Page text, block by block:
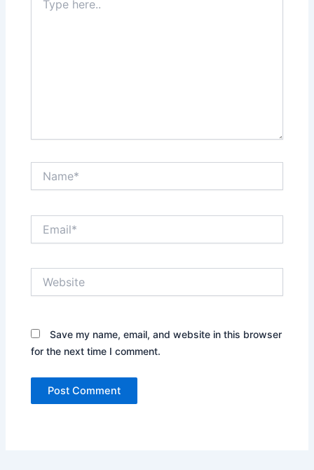
here..
Save my name, email, and website in this browser
for the next time I comment.